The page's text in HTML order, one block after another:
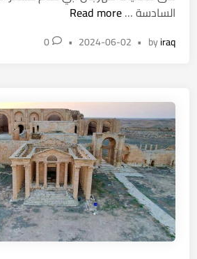
ا
ا
م
ب
د
و
ر
ت
ه
السادسة …ف
د
ه
ا
ل
س
ا
د
س
ة
.
Read more
byiraq
•
2024-06-02
•
0